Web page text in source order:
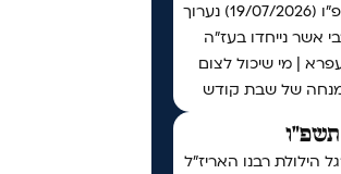
אי"ה ביום ראשון ה׳ אב תשפ״ו (19/07/2026) נערוך
אשר נייחדו בעז"ה
| מי שיכול לצום
של שבת קודש
תשפ"ו
הילולת רבנו האריז"ל